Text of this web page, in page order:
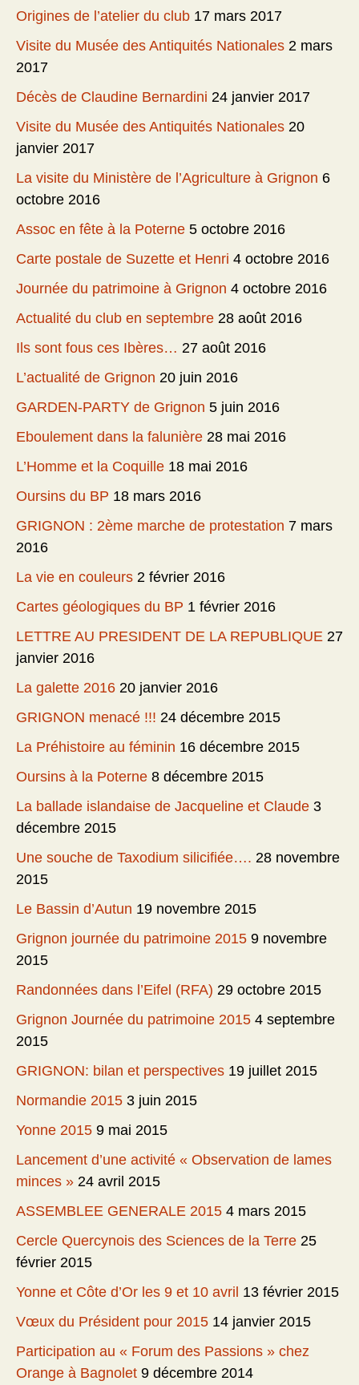
Origines de l’atelier du club 17 mars 2017
Visite du Musée des Antiquités Nationales 2 mars
2017
Décès de Claudine Bernardini 24 janvier 2017
Visite du Musée des Antiquités Nationales 20
janvier 2017
La visite du Ministère de l’Agriculture à Grignon 6
octobre 2016
Assoc en fête à la Poterne 5 octobre 2016
Carte postale de Suzette et Henri 4 octobre 2016
Journée du patrimoine à Grignon 4 octobre 2016
Actualité du club en septembre 28 août 2016
Ils sont fous ces Ibères… 27 août 2016
L’actualité de Grignon 20 juin 2016
GARDEN-PARTY de Grignon 5 juin 2016
Eboulement dans la falunière 28 mai 2016
L’Homme et la Coquille 18 mai 2016
Oursins du BP 18 mars 2016
GRIGNON : 2ème marche de protestation 7 mars
2016
La vie en couleurs 2 février 2016
Cartes géologiques du BP 1 février 2016
LETTRE AU PRESIDENT DE LA REPUBLIQUE 27
janvier 2016
La galette 2016 20 janvier 2016
GRIGNON menacé !!! 24 décembre 2015
La Préhistoire au féminin 16 décembre 2015
Oursins à la Poterne 8 décembre 2015
La ballade islandaise de Jacqueline et Claude 3
décembre 2015
Une souche de Taxodium silicifiée…. 28 novembre
2015
Le Bassin d’Autun 19 novembre 2015
Grignon journée du patrimoine 2015 9 novembre
2015
Randonnées dans l’Eifel (RFA) 29 octobre 2015
Grignon Journée du patrimoine 2015 4 septembre
2015
GRIGNON: bilan et perspectives 19 juillet 2015
Normandie 2015 3 juin 2015
Yonne 2015 9 mai 2015
Lancement d’une activité « Observation de lames
minces » 24 avril 2015
ASSEMBLEE GENERALE 2015 4 mars 2015
Cercle Quercynois des Sciences de la Terre 25
février 2015
Yonne et Côte d’Or les 9 et 10 avril 13 février 2015
Vœux du Président pour 2015 14 janvier 2015
Participation au « Forum des Passions » chez
Orange à Bagnolet 9 décembre 2014